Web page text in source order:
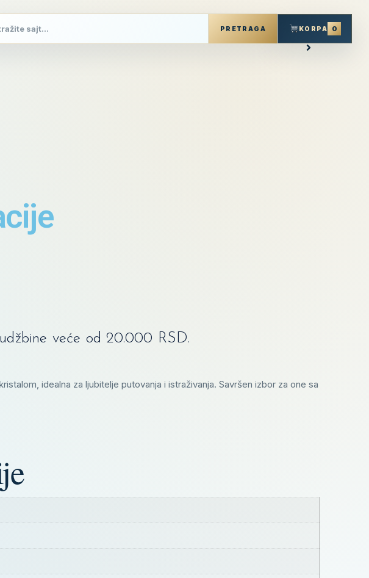
veće od 20.000 RSD.
idealna za ljubitelje putovanja i istraživanja. Savršen izbor za one sa
PRETRAGA KORPA 0